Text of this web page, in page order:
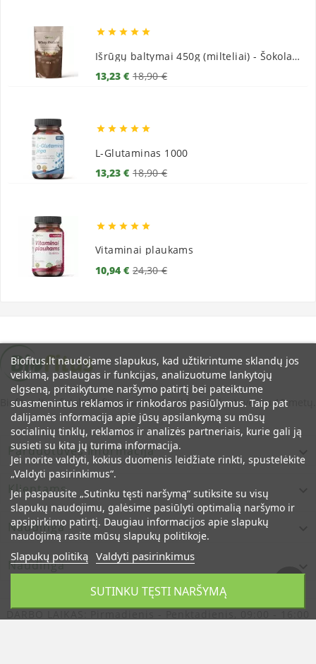
    
Išrūgų baltymai 450g (milteliai) - Šokoladiniai
13,23 € 18,90 €
    
L-Glutaminas 1000
13,23 € 18,90 €
    
Vitaminai plaukams
10,94 € 24,30 €
Biofitus.lt - oficiali Biofitus maisto papildų parduotuvė jau 12 metų.
Parduotuvės Informacija 
Klientams
Naudinga
Naudinga
Biofitus.lt naudojame slapukus, kad užtikrintume sklandų jos
veikimą, paslaugas ir funkcijas, analizuotume lankytojų
elgseną, pritaikytume naršymo patirtį bei pateiktume
suasmenintus reklamos ir rinkodaros pasiūlymus. Taip pat
dalijamės informacija apie jūsų apsilankymą su mūsų
socialinių tinklų, reklamos ir analizės partneriais, kurie gali ją
susieti su kita jų turima informacija.
Jei norite valdyti, kokius duomenis leidžiate rinkti, spustelėkite
„Valdyti pasirinkimus“.
Jei paspausite „Sutinku tęsti naršymą“ sutiksite su visų
slapukų naudojimu, galėsime pasiūlyti optimalią naršymo ir
apsipirkimo patirtį. Daugiau informacijos apie slapukų
naudojimą rasite mūsų slapukų politikoje.
Slapukų politiką Valdyti pasirinkimus
SUTINKU TĘSTI NARŠYMĄ